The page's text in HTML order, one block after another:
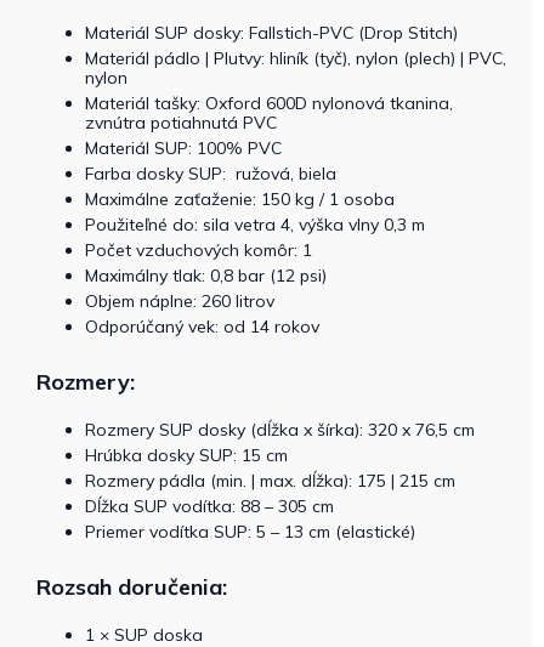
Materiál SUP dosky: Fallstich-PVC (Drop Stitch)
Materiál pádlo | Plutvy: hliník (tyč), nylon (plech) | PVC,
nylon
Materiál tašky: Oxford 600D nylonová tkanina,
zvnútra potiahnutá PVC
Materiál SUP: 100% PVC
Farba dosky SUP: ružová, biela
Maximálne zaťaženie: 150 kg / 1 osoba
Použiteľné do: sila vetra 4, výška vlny 0,3 m
Počet vzduchových komôr: 1
Maximálny tlak: 0,8 bar (12 psi)
Objem náplne: 260 litrov
Odporúčaný vek: od 14 rokov
Rozmery:
Rozmery SUP dosky (dĺžka x šírka): 320 x 76,5 cm
Hrúbka dosky SUP: 15 cm
Rozmery pádla (min. | max. dĺžka): 175 | 215 cm
Dĺžka SUP vodítka: 88 – 305 cm
Priemer vodítka SUP: 5 – 13 cm (elastické)
Rozsah doručenia:
1 × SUP doska